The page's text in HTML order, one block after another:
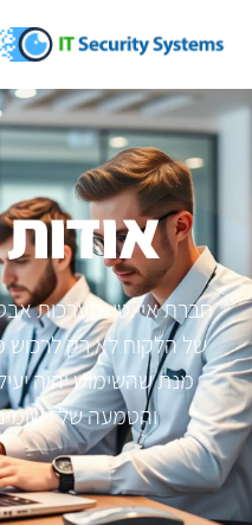
חברת איי.טי מערכות
של הלקוח לא רק לרכוש
מנת שהשימוש יהיה
והטמעה של